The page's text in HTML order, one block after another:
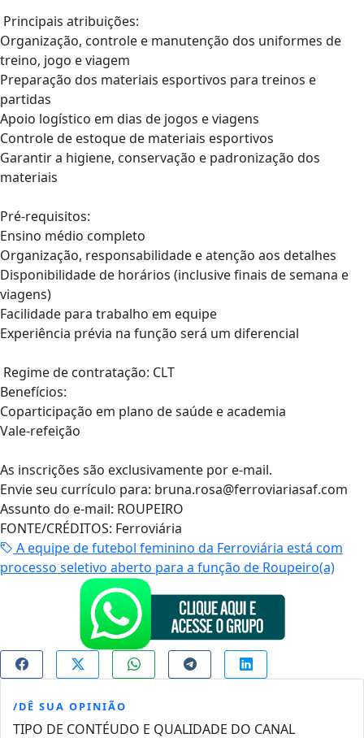
Principais atribuições:
Organização, controle e manutenção dos uniformes de
treino, jogo e viagem
Preparação dos materiais esportivos para treinos e
partidas
Apoio logístico em dias de jogos e viagens
Controle de estoque de materiais esportivos
Garantir a higiene, conservação e padronização dos
materiais
Pré-requisitos:
Ensino médio completo
Organização, responsabilidade e atenção aos detalhes
Disponibilidade de horários (inclusive finais de semana e
viagens)
Facilidade para trabalho em equipe
Experiência prévia na função será um diferencial
Regime de contratação: CLT
Benefícios:
Coparticipação em plano de saúde e academia
Vale-refeição
As inscrições são exclusivamente por e-mail.
Envie seu currículo para: bruna.rosa@ferroviariasaf.com
Assunto do e-mail: ROUPEIRO
FONTE/CRÉDITOS: Ferroviária
A equipe de futebol feminino da Ferroviária está com
processo seletivo aberto para a função de Roupeiro(a)
/DÊ SUA OPINIÃO
TIPO DE CONTÉUDO E QUALIDADE DO CANAL